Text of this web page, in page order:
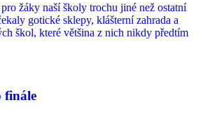
žáky naší školy trochu jiné než ostatní
gotické sklepy, klášterní zahrada a
škol, které většina z nich nikdy předtím
finále